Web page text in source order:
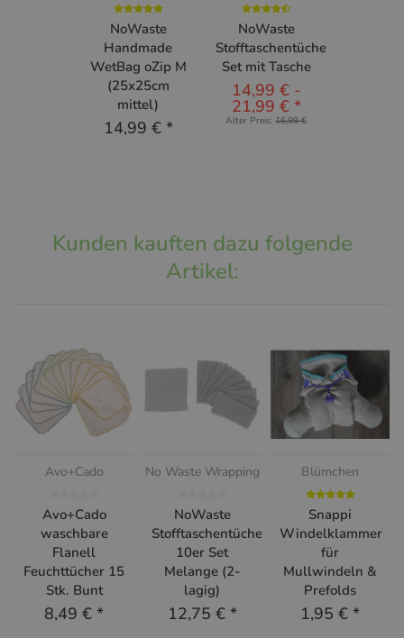
NoWaste
Handmade
WetBag oZip M
(25x25cm
mittel)
14,99 € *
NoWaste
Stofftaschentücher
Set mit Tasche
14,99 €-
21,99 € *
Alter Preis: 16,99 €
Kunden kauften dazu folgende
Artikel:
Avo+Cado
Avo+Cado
waschbare
Flanell
Feuchttücher 15
Stk. Bunt
8,49 € *
No Waste Wrapping
NoWaste
Stofftaschentücher
10er Set
Melange (2-
lagig)
12,75 € *
Blümchen
Snappi
Windelklammer
für
Mullwindeln &
Prefolds
1,95 € *